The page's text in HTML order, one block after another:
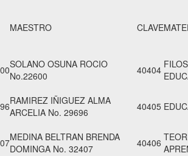
MAESTRO CLAVE
SOLANO OSUNA ROCIO
No.22600
40404
RAMIREZ IÑIGUEZ ALMA
ARCELIA No. 29696
40405
MEDINA BELTRAN BRENDA
DOMINGA No. 32407
40406